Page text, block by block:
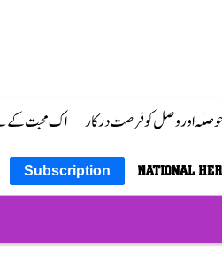
حوصلہ اور وصل کو فرصت درکار اک محبت کے
Subscription